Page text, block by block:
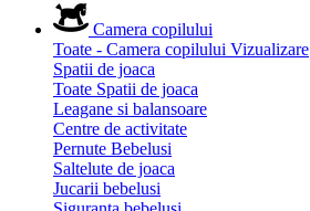
Camera copilului
Toate - Camera copilului Vizualizare
Spatii de joaca
Toate Spatii de joaca
Leagane si balansoare
Centre de activitate
Pernute Bebelusi
Saltelute de joaca
Jucarii bebelusi